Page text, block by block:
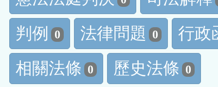
判例
0 法律問題 0
行政
相關法條 0 歷史法條 0